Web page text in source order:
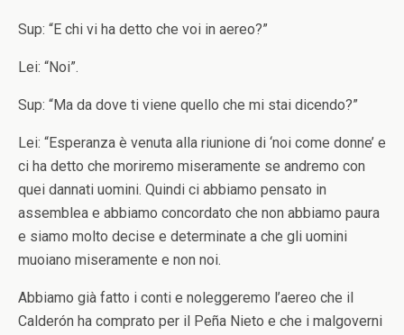
Sup: “E chi vi ha detto che voi in aereo?”
Lei: “Noi”.
Sup: “Ma da dove ti viene quello che mi stai dicendo?”
Lei: “Esperanza è venuta alla riunione di ‘noi come donne’ e
ci ha detto che moriremo miseramente se andremo con
quei dannati uomini. Quindi ci abbiamo pensato in
assemblea e abbiamo concordato che non abbiamo paura
e siamo molto decise e determinate a che gli uomini
muoiano miseramente e non noi.
Abbiamo già fatto i conti e noleggeremo l’aereo che il
Calderón ha comprato per il Peña Nieto e che i malgoverni